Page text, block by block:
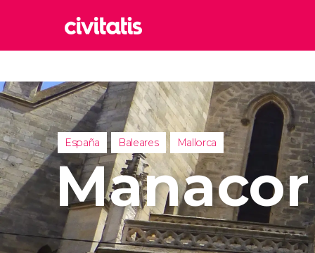
Italia
Reino
Reino
Turquía
España Baleares Mallorca
Manacor